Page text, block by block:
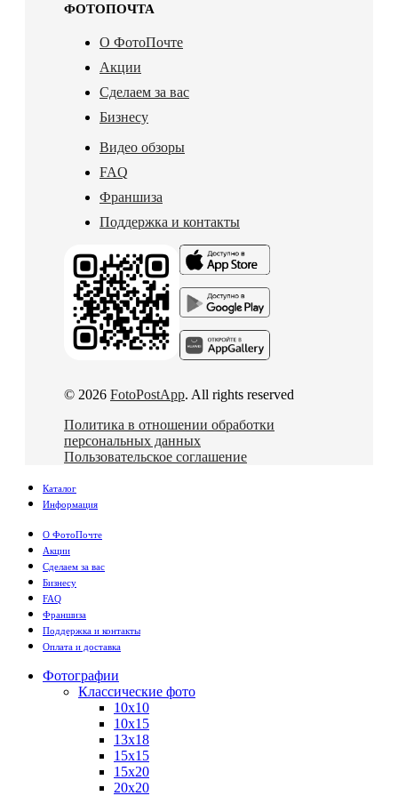
ФОТОПОЧТА
О ФотоПочте
Акции
Сделаем за вас
Бизнесу
Видео обзоры
FAQ
Франшиза
Поддержка и контакты
© 2026 FotoPostApp. All rights reserved
Политика в отношении обработки
персональных данных
Пользовательское соглашение
Каталог
Информация
О ФотоПочте
Акции
Сделаем за вас
Бизнесу
FAQ
Франшиза
Поддержка и контакты
Оплата и доставка
Фотографии
Классические фото
10х10
10х15
13х18
15х15
15х20
20х20